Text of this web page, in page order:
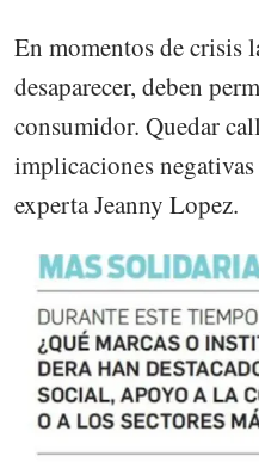
En momentos de crisis
desaparecer, deben
consumidor. Quedar
implicaciones
experta Jeanny Lopez.